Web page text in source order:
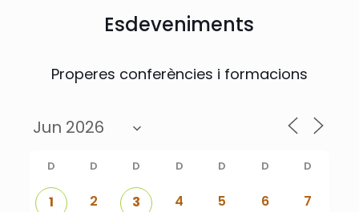
Esdeveniments
Properes conferències i formacions
D D D D D D D
1 2 3 4 5 6 7